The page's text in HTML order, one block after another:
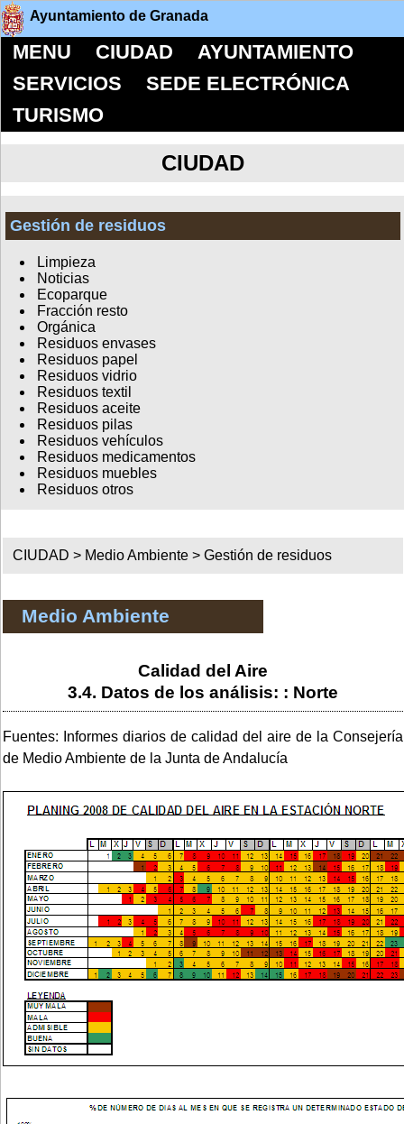
Ayuntamiento de Granada
MENU CIUDAD
AYUNTAMIENTO
SERVICIOS
SEDE ELECTRÓNICA
TURISMO
CIUDAD
Gestión de residuos
Limpieza
Noticias
Ecoparque
Fracción resto
Orgánica
Residuos envases
Residuos papel
Residuos vidrio
Residuos textil
Residuos aceite
Residuos pilas
Residuos vehículos
Residuos medicamentos
Residuos muebles
Residuos otros
CIUDAD > Medio Ambiente >Gestión de residuos
Medio Ambiente
Calidad del Aire
3.4. Datos de los análisis: : Norte
Fuentes: Informes diarios de calidad del aire de la Consejería
de Medio Ambiente de la Junta de Andalucía